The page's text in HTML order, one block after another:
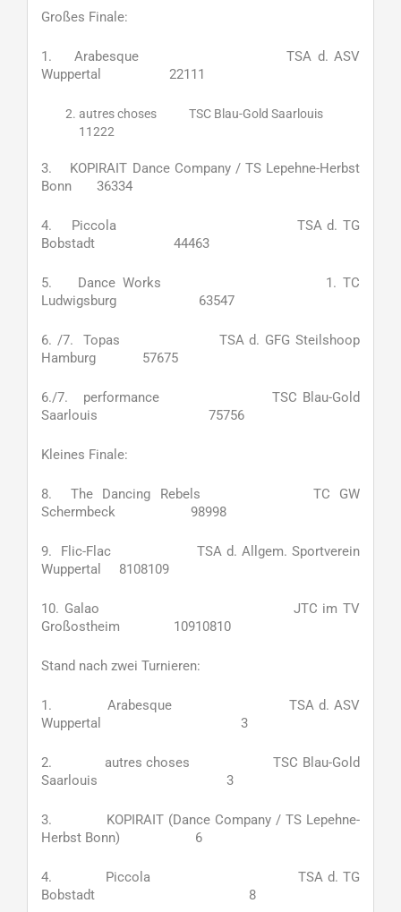
Großes Finale:
1. Arabesque TSA d. ASV
Wuppertal 22111
autres choses TSC Blau-Gold Saarlouis
11222
3. KOPIRAIT Dance Company / TS Lepehne-Herbst
Bonn 36334
4. Piccola TSA d. TG
Bobstadt 44463
5. Dance Works 1. TC
Ludwigsburg 63547
6. /7. Topas TSA d. GFG Steilshoop
Hamburg 57675
6./7. performance TSC Blau-Gold
Saarlouis 75756
Kleines Finale:
8. The Dancing Rebels TC GW
Schermbeck 98998
9. Flic-Flac TSA d. Allgem. Sportverein
Wuppertal 8108109
10. Galao JTC im TV
Großostheim 10910810
Stand nach zwei Turnieren:
1. Arabesque TSA d. ASV
Wuppertal 3
2. autres choses TSC Blau-Gold
Saarlouis 3
3. KOPIRAIT (Dance Company / TS Lepehne-
Herbst Bonn) 6
4. Piccola TSA d. TG
Bobstadt 8